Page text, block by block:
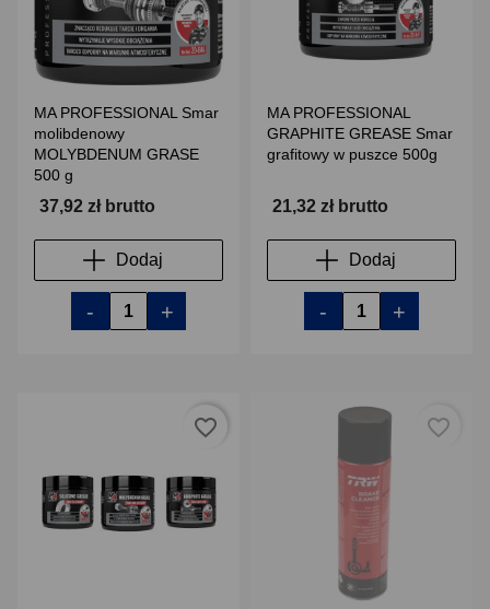
MA PROFESSIONAL Smar
molibdenowy
MOLYBDENUM GRASE
500 g
37,92 zł brutto
Dodaj
- +
MA PROFESSIONAL
GRAPHITE GREASE Smar
grafitowy w puszce 500g
21,32 zł brutto
Dodaj
- +
favorite_border favorite_border